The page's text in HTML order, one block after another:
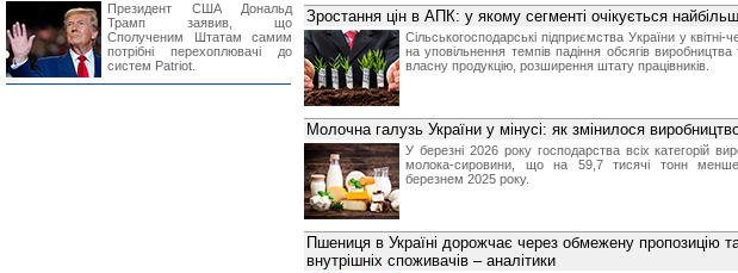
Зростання цін в АПК: у якому сегменті очікується
Сільськогосподарські підприємства України у квітні-
на уповільнення темпів падіння обсягів
власну продукцію, розширення штату працівників.
Молочна галузь України у мінусі: як змінилося
У березні 2026 року господарства всіх категорій
молока-сировини, що на 59,7 тисячі тонн
березнем 2025 року.
Пшениця в Україні дорожчає через обмежену пропозицію
внутрішніх споживачів – аналітики
Президент США Дональд
Трамп заявив, що
Сполученим Штатам самим
потрібні перехоплювачі до
систем Patriot.